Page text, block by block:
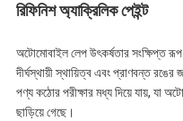
রিফিনিশ অ্যাক্রিলিক পেইন্ট
অটোমোবাইল লেপ উৎকর্ষতার সংক্ষিপ্ত
দীর্ঘস্থায়ী স্থায়িত্ব এবং প্রাণবন্ত রঙের
পণ্য কঠোর পরীক্ষার মধ্য দিয়ে যায়, যা
ছাড়িয়ে গেছে।